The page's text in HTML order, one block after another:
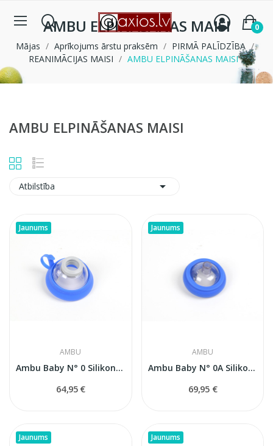
0
AMBU ELPINĀŠANAS MAISI
Mājas Aprīkojums ārstu praksēm
PIRMĀ PALĪDZĪBA
REANIMĀCIJAS MAISI
AMBU ELPINĀŠANAS MAISI
AMBU ELPINĀŠANAS MAISI
Atbilstība 
Jaunums
AMBU
Ambu Baby N° 0 Silikona sejas maska...
64,95 €
Jaunums
AMBU
Ambu Baby N° 0A Silikona sejas maska...
69,95 €
Jaunums Jaunums